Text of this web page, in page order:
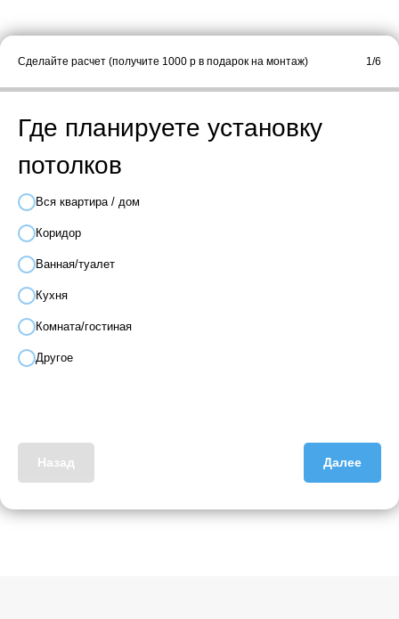
Сделайте расчет (получите 1000 р в подарок на монтаж) 1/6
Где планируете установку
потолков
Вся квартира / дом
Коридор
Ванная/туалет
Кухня
Комната/гостиная
Другое
Назад Далее